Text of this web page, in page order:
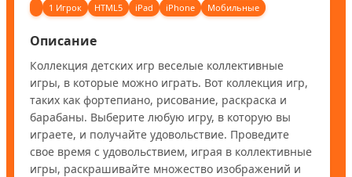
1 Игрок HTML5 iPad iPhone Мобильные
Описание
Коллекция детских игр веселые коллективные
игры, в которые можно играть. Вот коллекция игр,
таких как фортепиано, рисование, раскраска и
барабаны. Выберите любую игру, в которую вы
играете, и получайте удовольствие. Проведите
свое время с удовольствием, играя в коллективные
игры, раскрашивайте множество изображений и